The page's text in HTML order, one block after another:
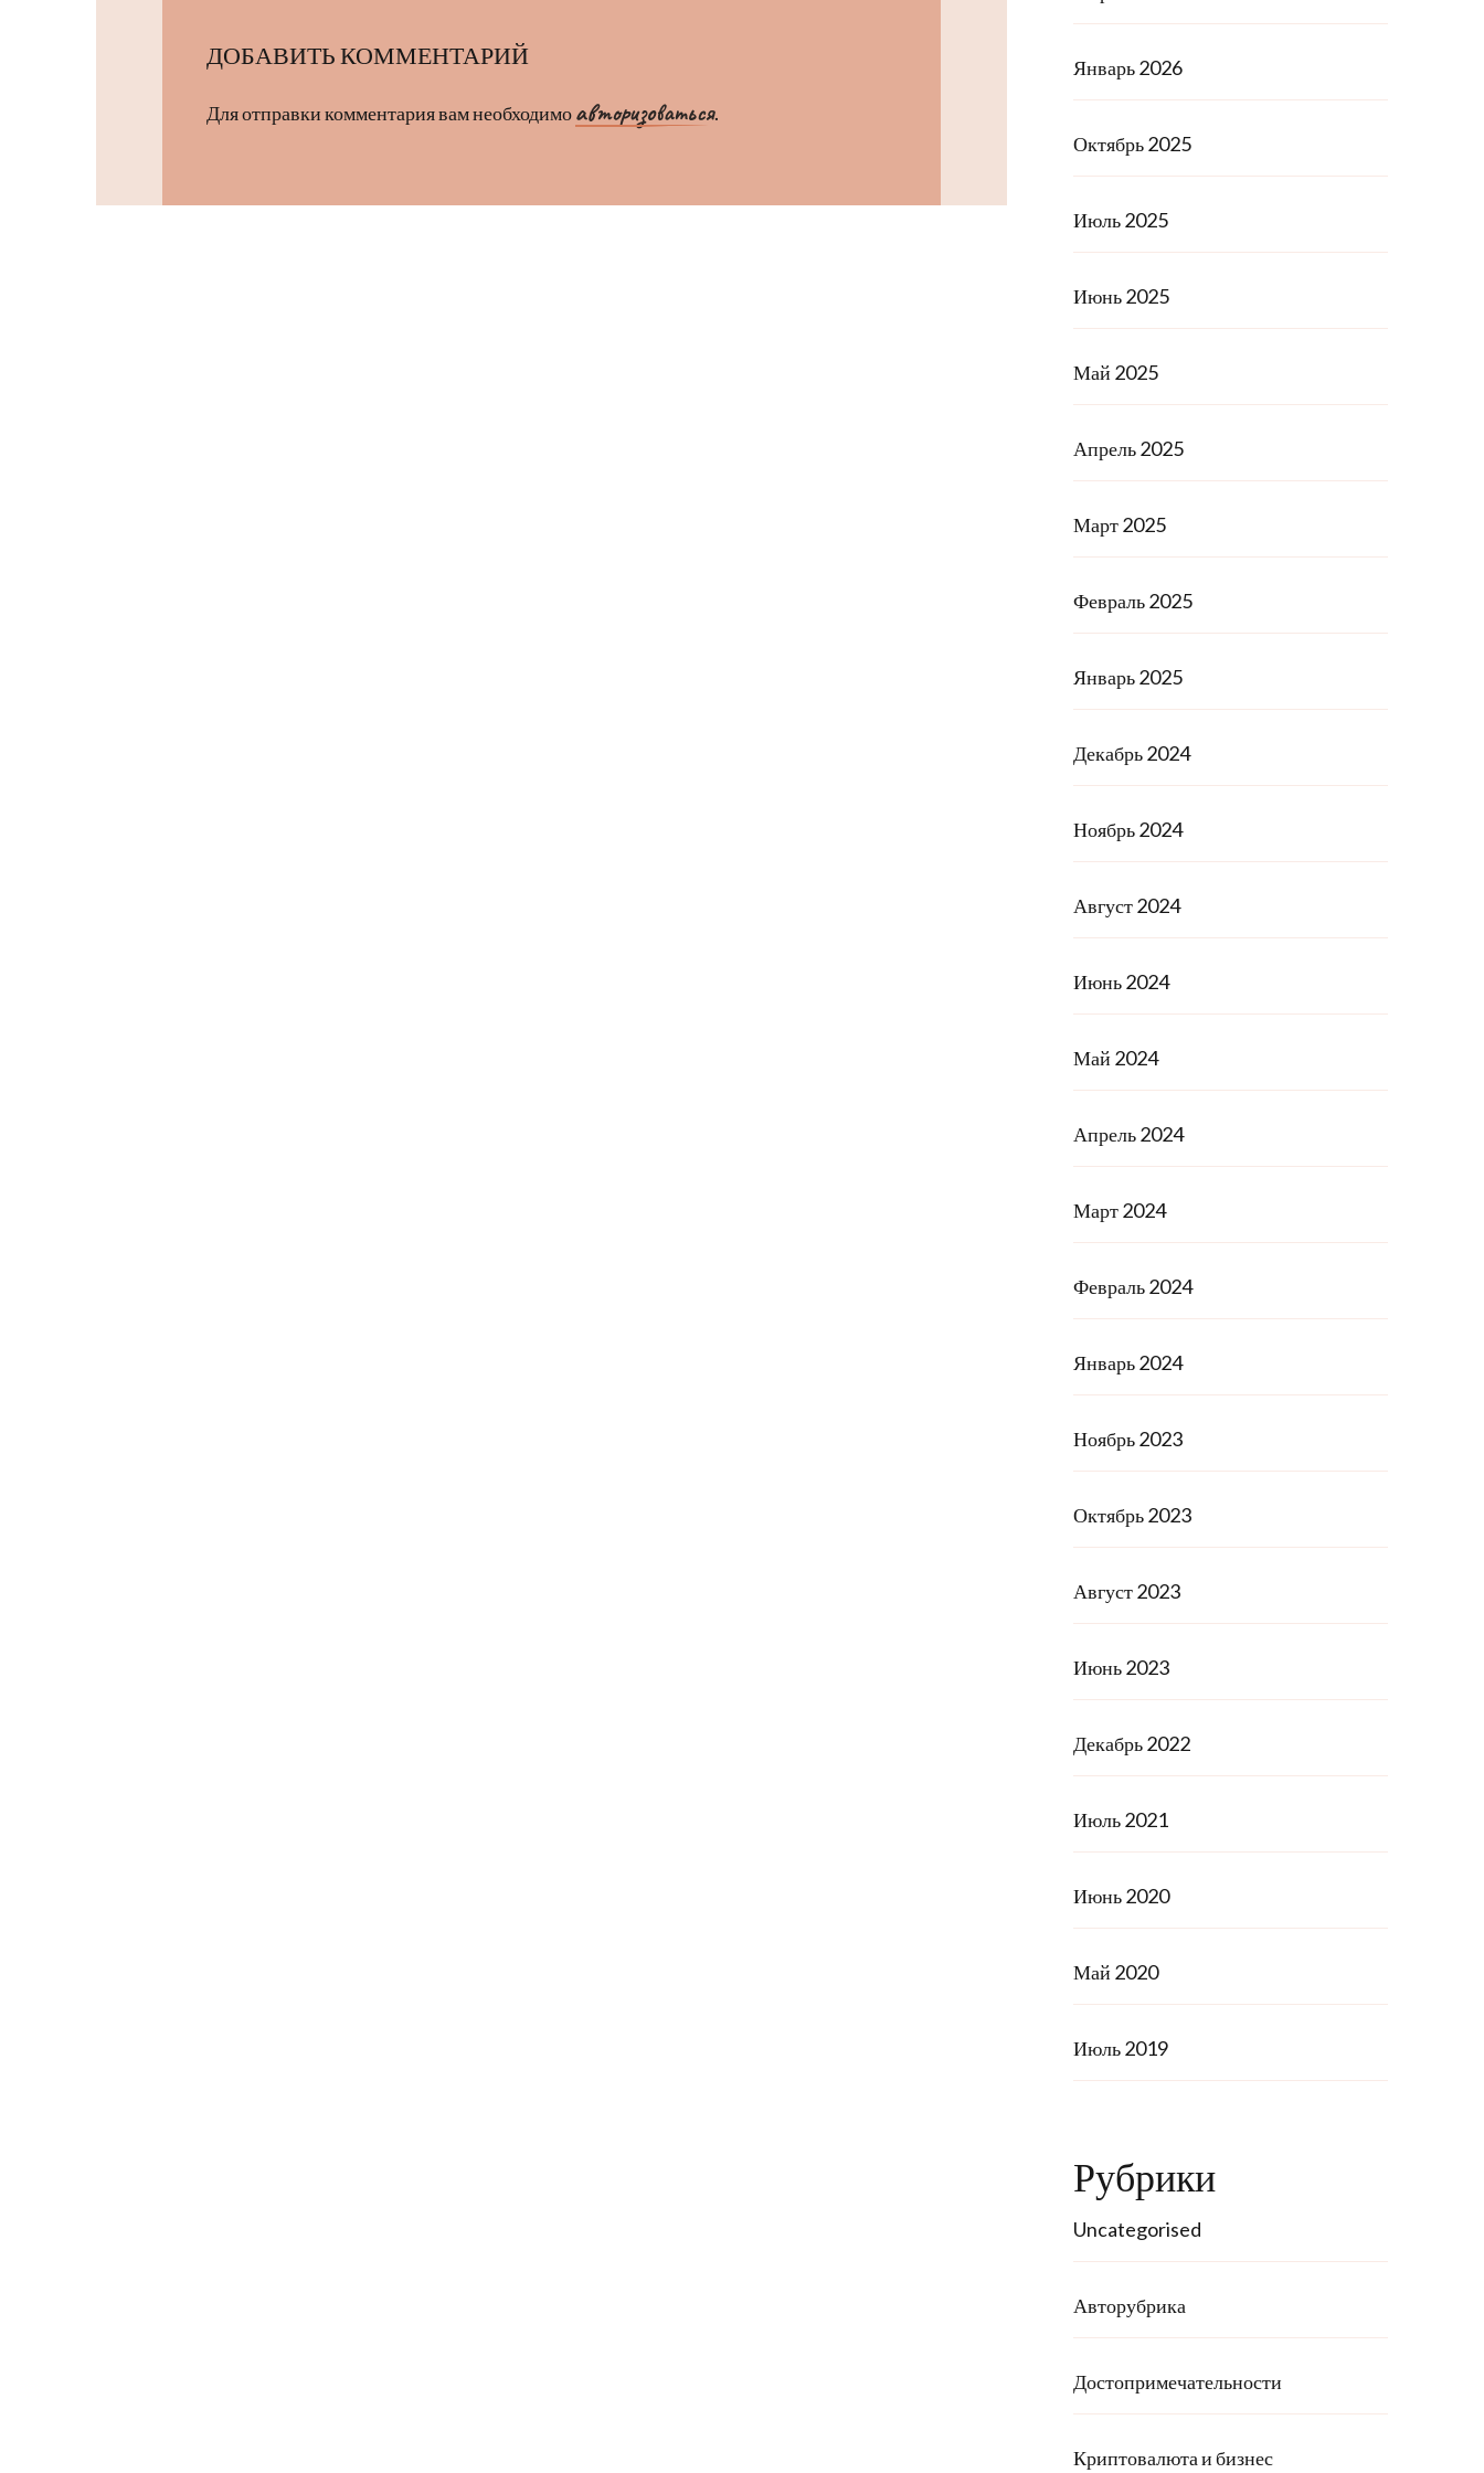
ДОБАВИТЬ КОММЕНТАРИЙ
Для отправки комментария вам необходимоавторизоваться.
Январь 2026
Октябрь 2025
Июль 2025
Июнь 2025
Май 2025
Апрель 2025
Март 2025
Февраль 2025
Январь 2025
Декабрь 2024
Ноябрь 2024
Август 2024
Июнь 2024
Май 2024
Апрель 2024
Март 2024
Февраль 2024
Январь 2024
Ноябрь 2023
Октябрь 2023
Август 2023
Июнь 2023
Декабрь 2022
Июль 2021
Июнь 2020
Май 2020
Июль 2019
Рубрики
Uncategorised
Авторубрика
Достопримечательности
Криптовалюта и бизнес